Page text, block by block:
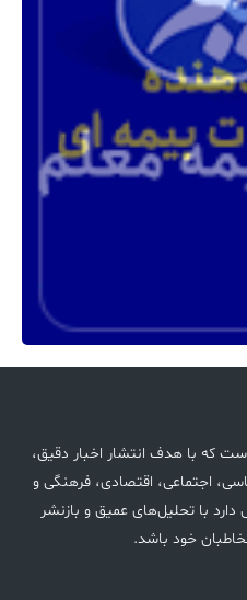
که با هدف انتشار اخبار دقیق،
اجتماعی، اقتصادی، فرهنگی و
با تحلیل‌های عمیق و بازنشر
خود باشد.